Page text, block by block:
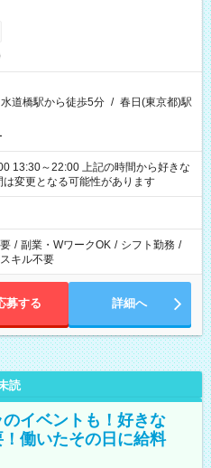
水道橋駅から徒歩5分 / 春日(東京都)駅
上記の時間から好きな
変更となる可能性があります
/ 副業・WワークOK / シフト勤務 /
キル不要
募する 詳細へ
読
イベントも！好きな
働いたその日に給料